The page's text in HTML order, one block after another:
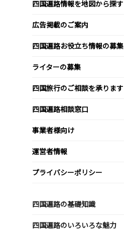
四国遍路情報を地図から探す
広告掲載のご案内
四国遍路お役立ち情報の募集
ライターの募集
四国旅行のご相談を承ります
四国遍路相談窓口
事業者様向け
運営者情報
プライバシーポリシー
四国遍路の基礎知識
四国遍路のいろいろな魅力